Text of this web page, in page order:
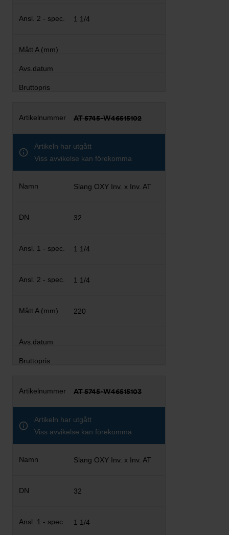
1 1/4
AT 5745-W46515102
Artikeln har utgått
Viss avvikelse kan förekomma
Slang OXY Inv. x Inv. AT
32
1 1/4
1 1/4
220
AT 5745-W46515103
Artikeln har utgått
Viss avvikelse kan förekomma
Slang OXY Inv. x Inv. AT
32
1 1/4